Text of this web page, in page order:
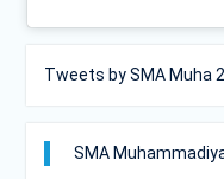
Tweets by SMA Muha
SMA